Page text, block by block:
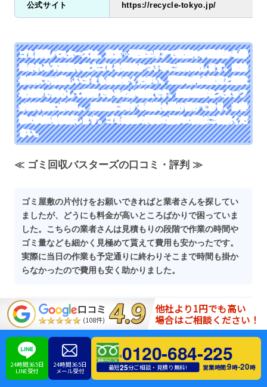
公式サイト https://recycle-tokyo.jp/
ゴミ回収バスターズは、東京・埼玉エリアで家庭や事業所から排
出される不用品や粗大ゴミを迅速かつ丁寧に回収致します。自治
体回収では難しいゴミもお任せください。透明な料金設定と柔軟
な対応で安心して利用できるのが特徴です。経験豊富なスタッフ
が効率的に作業し、廃棄物に関する相談も受け付けており、お客
様の負担を軽減します。ゴミ処理の問題の解決の際はご相談くだ
さい。
≪ ゴミ回収バスターズの口コミ・評判 ≫
ゴミ屋敷の片付けをお願いできればと業者さんを探してい
ましたが、どうにも料金が高いところばかりで困っていま
した。こちらの業者さんは見積もりの段階で作業の時間や
ゴミ量なども細かく見極めて貰えて費用も安かったです。
実際に当日の作業も予定通りに終わりそこまで時間も掛か
らなかったので費用も安く助かりました。
家の片付け作業をしていてゴミが大量に出てしまったので
業者さんに回収をお願いしました。ゴミ屋敷のような大量
のゴミの回収もしてもらえるということで依頼をしてみま
いたが、思った以上に料金が安くて助かりました。あらか
じめ処分が必要なゴミをまとめていてせいか、作業自体も
回収するだけで終了の状態だったので想像以上に安くて有
口コミ
(108件)
他社より1円でも高い
場合はご相談ください！
24時間365日
LINE受付
24時間365日
メール受付
0120-684-225
最短25分ご相談・見積り無料! 営業時間:9時-20時